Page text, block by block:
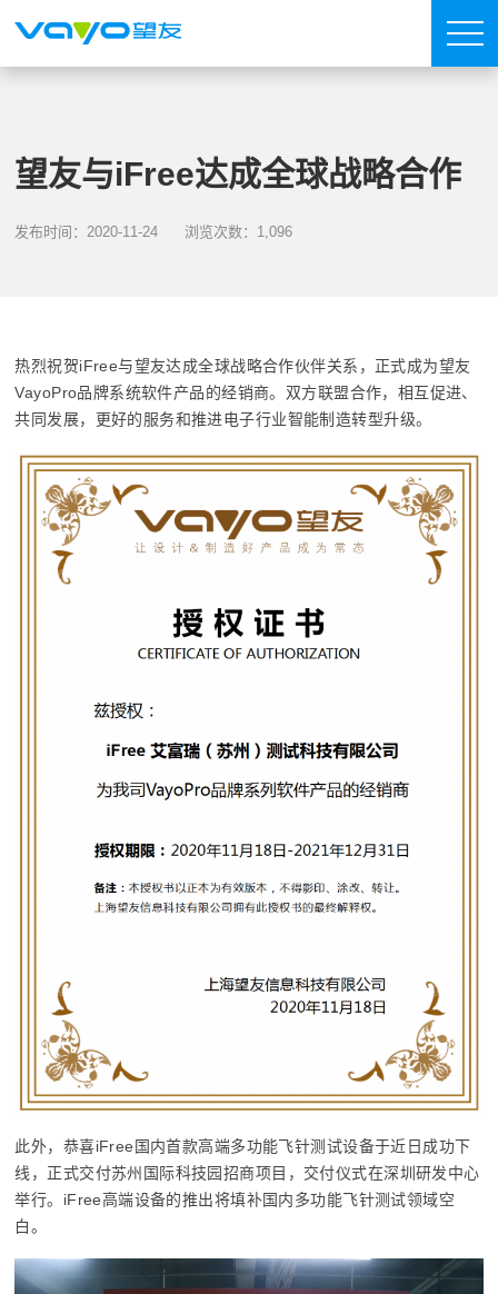
望友与iFree达成全球战略合作
发布时间：2020-11-24 浏览次数：1,096
热烈祝贺iFree与望友达成全球战略合作伙伴关系，正式成为望友
VayoPro品牌系统软件产品的经销商。双方联盟合作，相互促进、
共同发展，更好的服务和推进电子行业智能制造转型升级。
此外，恭喜iFree国内首款高端多功能飞针测试设备于近日成功下
线，正式交付苏州国际科技园招商项目，交付仪式在深圳研发中心
举行。iFree高端设备的推出将填补国内多功能飞针测试领域空
白。